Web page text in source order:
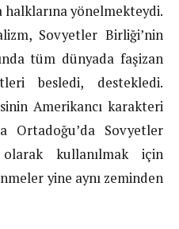
halklarına yönelmekteydi.
Sovyetler Birliği’nin
tüm dünyada faşizan
besledi, destekledi.
Amerikancı karakteri
Ortadoğu’da Sovyetler
kullanılmak için
yine aynı zeminden